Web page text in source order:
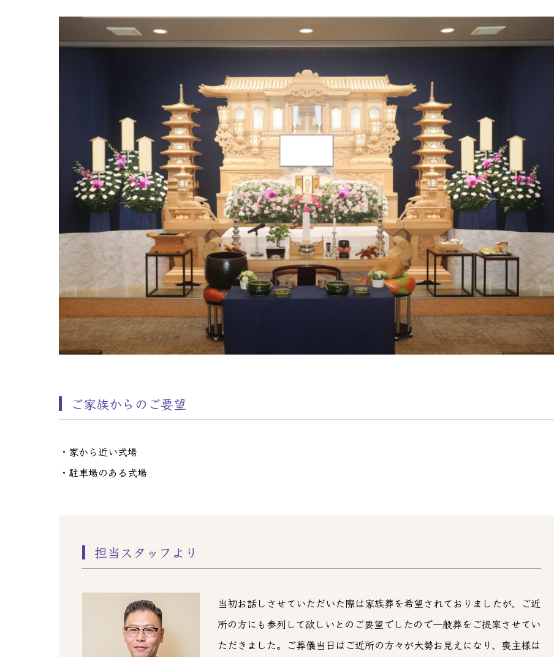
ご家族からのご要望
・家から近い式場
・駐車場のある式場
担当スタッフより
当初お話しさせていただいた際は家族葬を希望されておりましたが、ご近
所の方にも参列して欲しいとのご要望でしたので一般葬をご提案させてい
ただきました。ご葬儀当日はご近所の方々が大勢お見えになり、喪主様は